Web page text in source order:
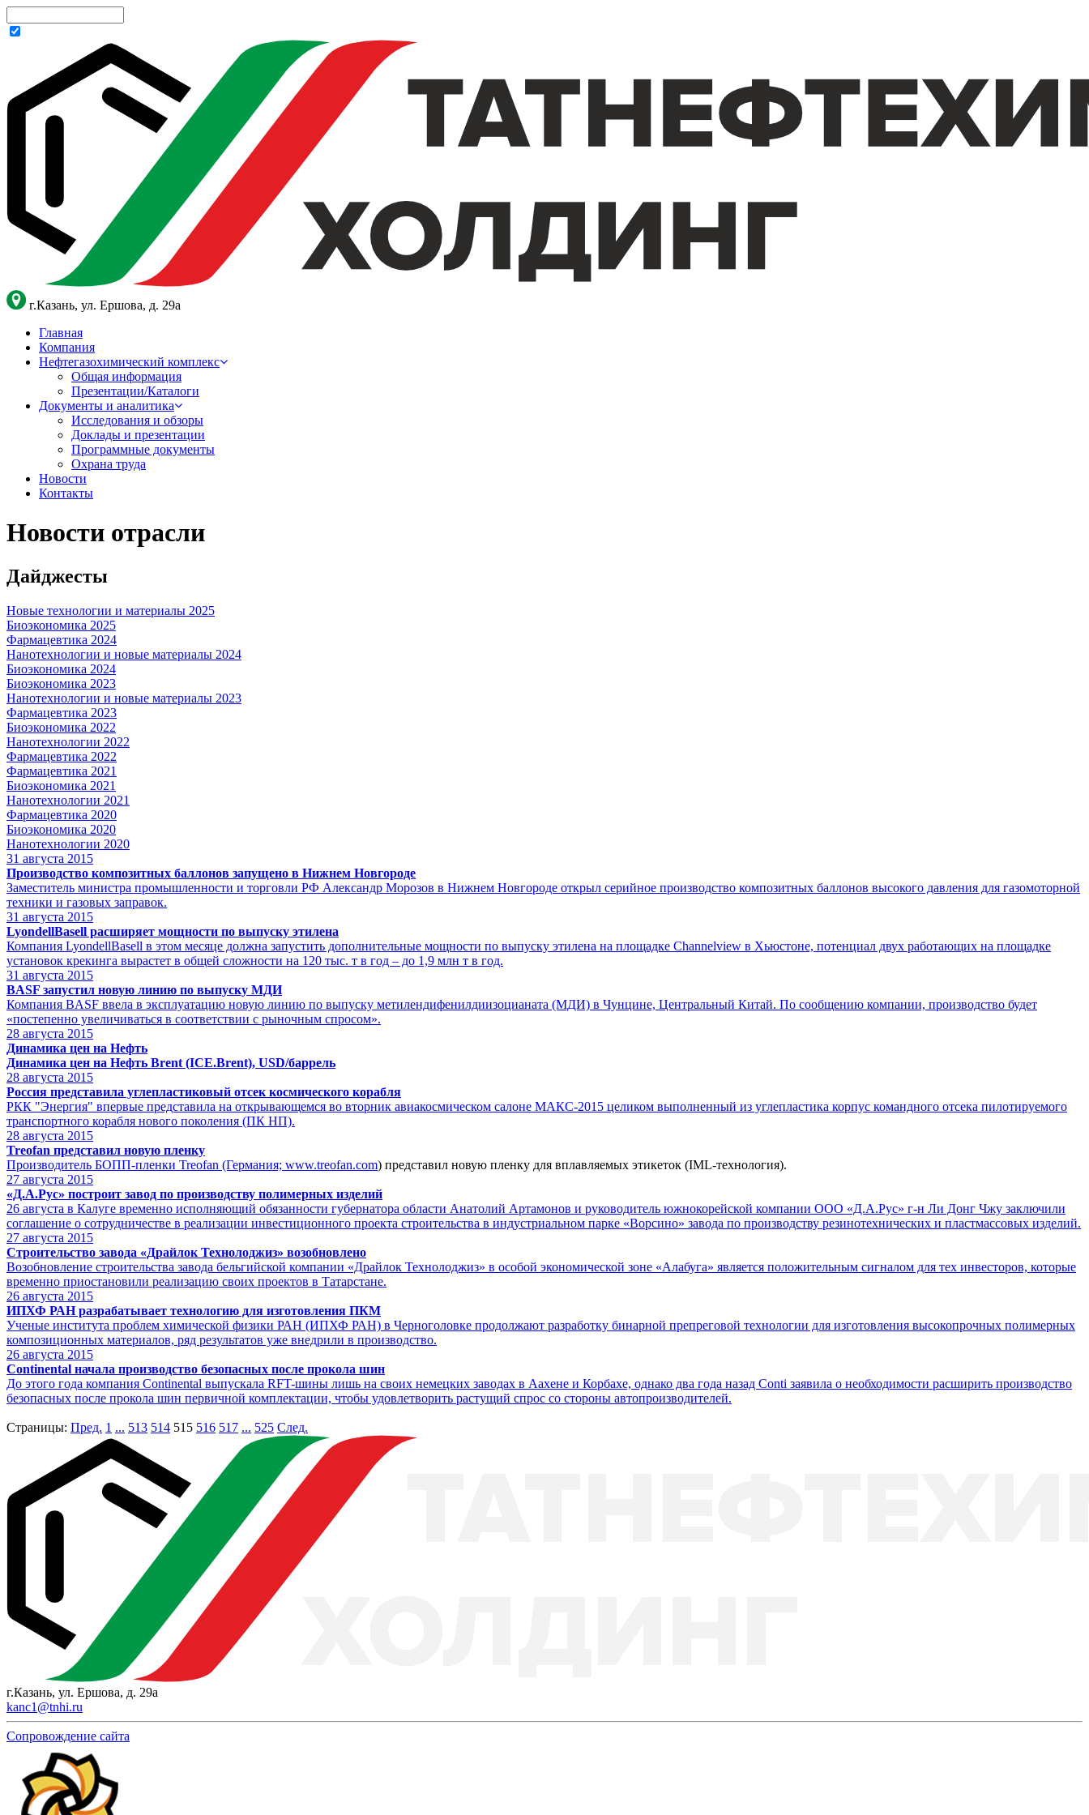
г.Казань, ул. Ершова, д. 29а
Главная
Компания
Нефтегазохимический комплекс
Общая информация
Презентации/Каталоги
Документы и аналитика
Исследования и обзоры
Доклады и презентации
Программные документы
Охрана труда
Новости
Контакты
Новости отрасли
Дайджесты
Новые технологии и материалы 2025
Биоэкономика 2025
Фармацевтика 2024
Нанотехнологии и новые материалы 2024
Биоэкономика 2024
Биоэкономика 2023
Нанотехнологии и новые материалы 2023
Фармацевтика 2023
Биоэкономика 2022
Нанотехнологии 2022
Фармацевтика 2022
Фармацевтика 2021
Биоэкономика 2021
Нанотехнологии 2021
Фармацевтика 2020
Биоэкономика 2020
Нанотехнологии 2020
31 августа 2015
Производство композитных баллонов запущено в Нижнем Новгороде
Заместитель министра промышленности и торговли РФ Александр Морозов в Нижнем Новгороде открыл серийное производство композитных баллонов высокого давления для газомоторной
техники и газовых заправок.
31 августа 2015
LyondellBasell расширяет мощности по выпуску этилена
Компания LyondellBasell в этом месяце должна запустить дополнительные мощности по выпуску этилена на площадке Channelview в Хьюстоне, потенциал двух работающих на площадке
установок крекинга вырастет в общей сложности на 120 тыс. т в год – до 1,9 млн т в год.
31 августа 2015
BASF запустил новую линию по выпуску МДИ
Компания BASF ввела в эксплуатацию новую линию по выпуску метилендифенилдиизоцианата (МДИ) в Чунцине, Центральный Китай. По сообщению компании, производство будет
«постепенно увеличиваться в соответствии с рыночным спросом».
28 августа 2015
Динамика цен на Нефть
Динамика цен на Нефть Brent (ICE.Brent), USD/баррель
28 августа 2015
Россия представила углепластиковый отсек космического корабля
РКК "Энергия" впервые представила на открывающемся во вторник авиакосмическом салоне МАКС-2015 целиком выполненный из углепластика корпус командного отсека пилотируемого
транспортного корабля нового поколения (ПК НП).
28 августа 2015
Treofan представил новую пленку
Производитель БОПП-пленки Treofan (Германия; www.treofan.com) представил новую пленку для вплавляемых этикеток (IML-технология).
27 августа 2015
«Д.А.Рус» построит завод по производству полимерных изделий
26 августа в Калуге временно исполняющий обязанности губернатора области Анатолий Артамонов и руководитель южнокорейской компании ООО «Д.А.Рус» г-н Ли Донг Чжу заключили
соглашение о сотрудничестве в реализации инвестиционного проекта строительства в индустриальном парке «Ворсино» завода по производству резинотехнических и пластмассовых изделий.
27 августа 2015
Строительство завода «Драйлок Технолоджиз» возобновлено
Возобновление строительства завода бельгийской компании «Драйлок Технолоджиз» в особой экономической зоне «Алабуга» является положительным сигналом для тех инвесторов, которые
временно приостановили реализацию своих проектов в Татарстане.
26 августа 2015
ИПХФ РАН разрабатывает технологию для изготовления ПКМ
Ученые института проблем химической физики РАН (ИПХФ РАН) в Черноголовке продолжают разработку бинарной препреговой технологии для изготовления высокопрочных полимерных
композиционных материалов, ряд результатов уже внедрили в производство.
26 августа 2015
Continental начала производство безопасных после прокола шин
До этого года компания Continental выпускала RFT-шины лишь на своих немецких заводах в Аахене и Корбахе, однако два года назад Conti заявила о необходимости расширить производство
безопасных после прокола шин первичной комплектации, чтобы удовлетворить растущий спрос со стороны автопроизводителей.
Страницы: Пред. 1 ... 513 514 515 516 517 ... 525 След.
г.Казань, ул. Ершова, д. 29а
kanc1@tnhi.ru
Сопровождение сайта